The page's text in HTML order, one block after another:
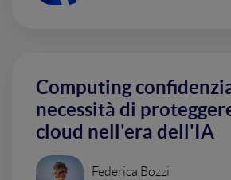
Computing
necessità di
cloud nell'era dell'IA
Federica Bozzi